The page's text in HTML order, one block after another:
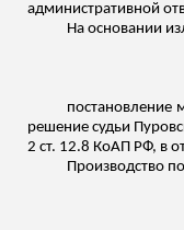
административной
На основании
постановление
решение судьи
2 ст. 12.8 КоАП РФ, в
Производство